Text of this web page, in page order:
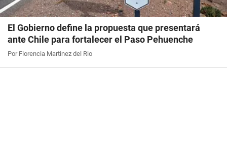
El Gobierno define la propuesta que presentará
ante Chile para fortalecer el Paso Pehuenche
Por Florencia Martinez del Rio